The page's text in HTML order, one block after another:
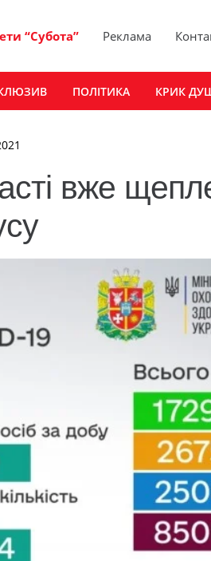
“Субота” Реклама
ПОЛІТИКА КРИК
вже